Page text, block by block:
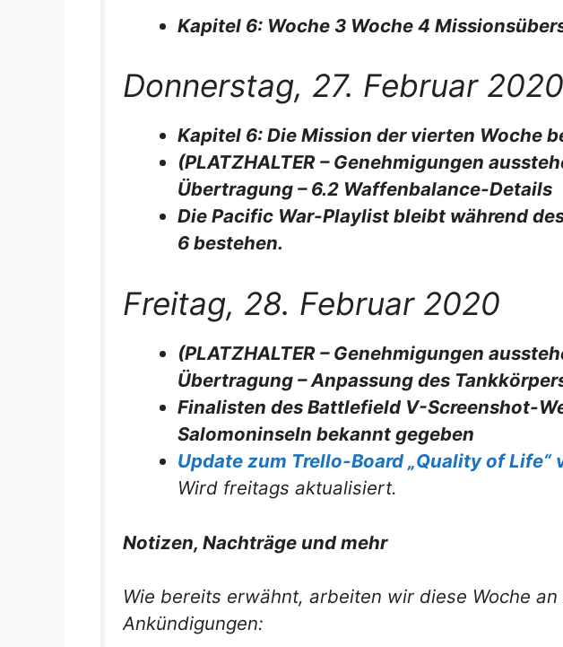
Kapitel 6: Woche 3 Woche 4
Donnerstag, 27. Februar 2020
Kapitel 6: Die Mission der vierten Woche
(PLATZHALTER – Genehmigungen
Übertragung – 6.2 Waffenbalance-Details
Die Pacific War-Playlist bleibt während
6 bestehen.
Freitag, 28. Februar 2020
(PLATZHALTER – Genehmigungen
Übertragung – Anpassung des
Finalisten des Battlefield V-Screenshot-
Salomoninseln bekannt gegeben
Update zum Trello-Board „Quality of Life“
Wird freitags aktualisiert.
Notizen, Nachträge und mehr
Wie bereits erwähnt, arbeiten wir diese Woche
Ankündigungen: